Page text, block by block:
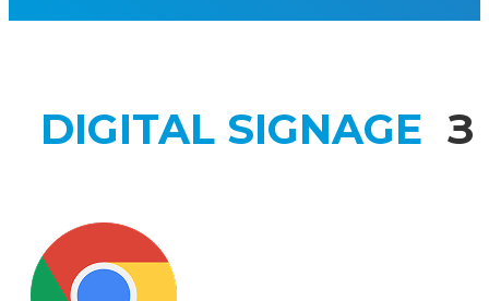
DIGITAL SIGNAGE З